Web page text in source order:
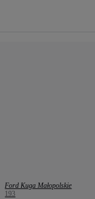
Ford Kuga Małopolskie
193